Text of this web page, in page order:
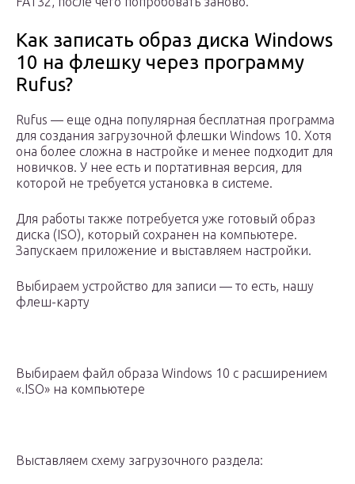
Как записать образ диска Windows
10 на флешку через программу
Rufus?
Rufus — еще одна популярная бесплатная программа
для создания загрузочной флешки Windows 10. Хотя
она более сложна в настройке и менее подходит для
новичков. У нее есть и портативная версия, для
которой не требуется установка в системе.
Для работы также потребуется уже готовый образ
диска (ISO), который сохранен на компьютере.
Запускаем приложение и выставляем настройки.
Выбираем устройство для записи — то есть, нашу
флеш-карту
Выбираем файл образа Windows 10 с расширением
«.ISO» на компьютере
Выставляем схему загрузочного раздела: